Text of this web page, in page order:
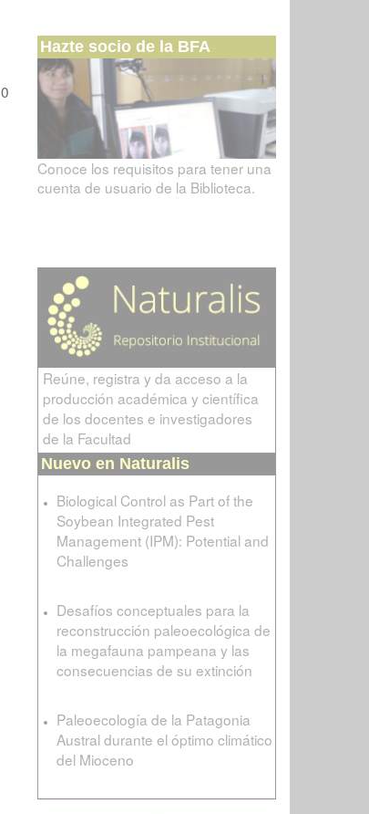
Hazte socio de la BFA
Conoce los requisitos para tener una
cuenta de usuario de la Biblioteca.
Reúne, registra y da acceso a la
producción académica y científica
de los docentes e investigadores
de la Facultad
Nuevo en Naturalis
Biological Control as Part of the
Soybean Integrated Pest
Management (IPM): Potential and
Challenges
Desafíos conceptuales para la
reconstrucción paleoecológica de
la megafauna pampeana y las
consecuencias de su extinción
Paleoecología de la Patagonia
Austral durante el óptimo climático
del Mioceno